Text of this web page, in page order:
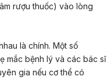
rượu thuốc) vào lòng
là chính. Một số
mắc bệnh lý và các bác sĩ
gia nếu cơ thể có